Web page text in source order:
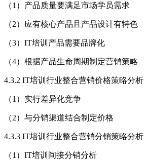
（1）产品质量要满足市场学员需求
（2）应有核心产品且产品设计有特色
（3）IT培训产品需要品牌化
（4）根据产品生命周期制定营销策略
4.3.2 IT培训行业整合营销价格策略分析
（1）实行差异化竞争
（2）与分销渠道结合制定价格
4.3.3 IT培训行业整合营销分销策略分析
（1）IT培训间接分销分析